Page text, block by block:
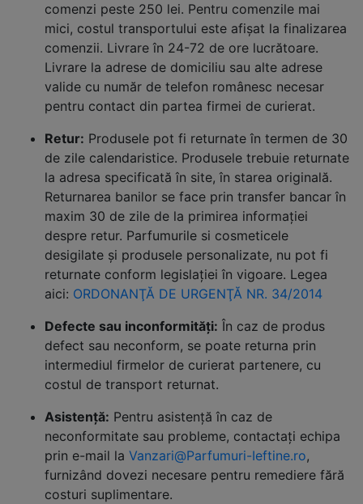
comenzi peste 250 lei. Pentru comenzile mai
mici, costul transportului este afișat la finalizarea
comenzii. Livrare în 24-72 de ore lucrătoare.
Livrare la adrese de domiciliu sau alte adrese
valide cu număr de telefon românesc necesar
pentru contact din partea firmei de curierat.
Retur: Produsele pot fi returnate în termen de 30
de zile calendaristice. Produsele trebuie returnate
la adresa specificată în site, în starea originală.
Returnarea banilor se face prin transfer bancar în
maxim 30 de zile de la primirea informației
despre retur. Parfumurile si cosmeticele
desigilate și produsele personalizate, nu pot fi
returnate conform legislației în vigoare. Legea
aici: ORDONANŢĂ DE URGENŢĂ NR. 34/2014
Defecte sau inconformități: În caz de produs
defect sau neconform, se poate returna prin
intermediul firmelor de curierat partenere, cu
costul de transport returnat.
Asistență: Pentru asistență în caz de
neconformitate sau probleme, contactați echipa
prin e-mail la Vanzari@Parfumuri-Ieftine.ro,
furnizând dovezi necesare pentru remediere fără
costuri suplimentare.